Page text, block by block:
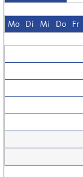
Mo Di Mi Do Fr